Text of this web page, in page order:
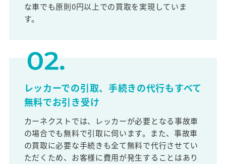
な車でも原則0円以上での買取を実現していま
す。
レッカーでの引取、手続きの代行もすべて
無料でお引き受け
カーネクストでは、レッカーが必要となる事故車
の場合でも無料で引取に伺います。また、事故車
の買取に必要な手続きも全て無料で代行させてい
ただくため、お客様に費用が発生することはあり